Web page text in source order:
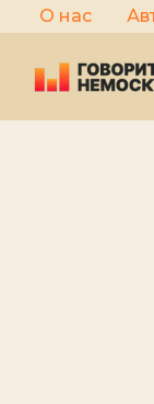
Перейти
к
содержимому
О нас